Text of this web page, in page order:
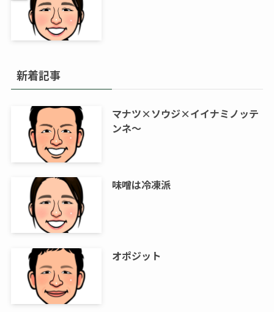
新着記事
マナツ×ソウジ×イイナミノッテ
ンネ～
味噌は冷凍派
オポジット